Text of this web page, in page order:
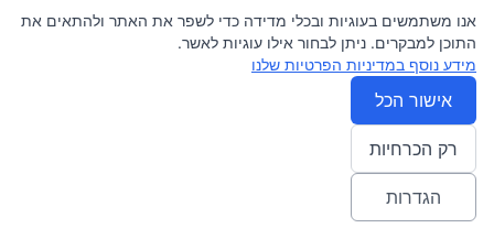
מדיניות פרטיות
תנאי שימוש
© 2026 עצומה. כל הזכויות שמורות.
אנו משתמשים בעוגיות ובכלי מדידה כדי לשפר את האתר ולהתאים את
התוכן למבקרים. ניתן לבחור אילו עוגיות לאשר.
מידע נוסף במדיניות הפרטיות שלנו
אישור הכל
רק הכרחיות
הגדרות